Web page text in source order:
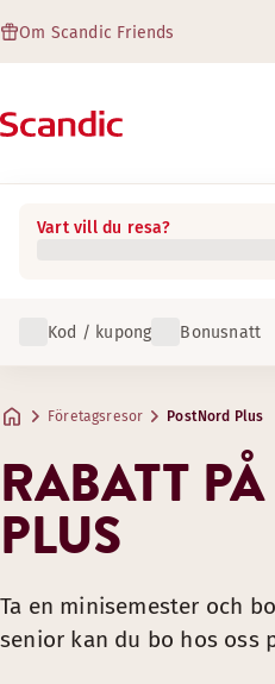
Om Scandic Friends
Vart vill du resa?
Kod / kupong Bonusnatt
Företagsresor PostNord Plus
RABATT
PLUS
Ta en minisemester och
senior kan du bo hos oss